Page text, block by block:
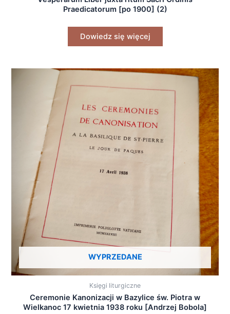
Praedicatorum [po 1900] (2)
Dowiedz się więcej
WYPRZEDANE
Księgi liturgiczne
Ceremonie Kanonizacji w Bazylice św. Piotra w
Wielkanoc 17 kwietnia 1938 roku [Andrzej Bobola]